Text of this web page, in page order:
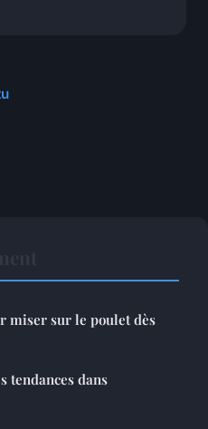
miser sur le poulet dès
tendances dans